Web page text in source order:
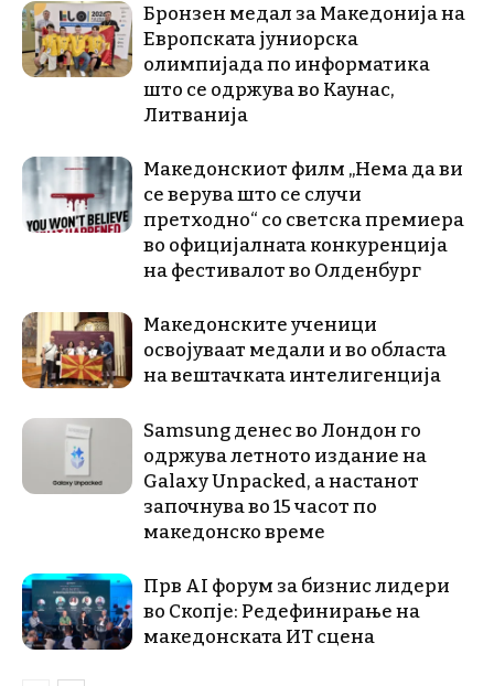
Бронзен медал за Македонија на
Европската јуниорска
олимпијада по информатика
што се одржува во Каунас,
Литванија
Македонскиот филм „Нема да ви
се верува што се случи
претходно“ со светска премиера
во официјалната конкуренција
на фестивалот во Олденбург
Македонските ученици
освојуваат медали и во областа
на вештачката интелигенција
Samsung денес во Лондон го
одржува летното издание на
Galaxy Unpacked, a настанот
започнува во 15 часот по
македонско време
Прв AI форум за бизнис лидери
во Скопје: Редефинирање на
македонската ИТ сцена